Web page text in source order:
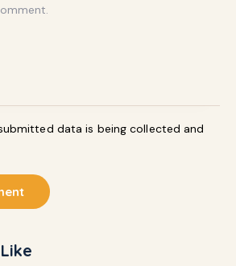
data is being collected and